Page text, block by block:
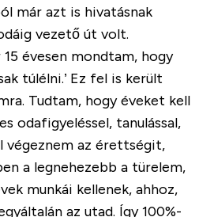
már azt is hivatásnak
vezető út volt.
15 évesen mondtam, hogy
túlélni.’ Ez fel is került
Tudtam, hogy éveket kell
odafigyeléssel, tanulással,
végeznem az érettségit,
a legnehezebb a türelem,
munkái kellenek, ahhoz,
az utad. Így 100%-